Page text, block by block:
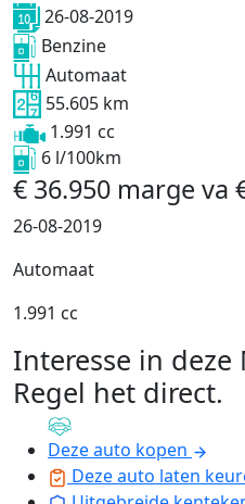
26-08-2019
Benzine
Automaat
55.605 km
1.991 cc
6 l/100km
€ 36.950 marge va
26-08-2019
Automaat
1.991 cc
Interesse in deze
Regel het direct.
Deze auto kopen
Deze auto laten